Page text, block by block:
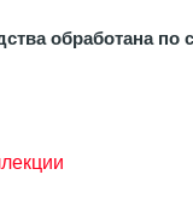
обработана